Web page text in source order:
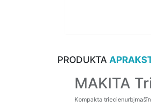
PRODUKTA
MAKITA
Kompakta